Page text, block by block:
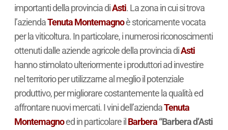
importanti della provincia diAsti. La zona in cui si trova
l’aziendaTenuta Montemagnoè storicamente vocata
per la viticoltura. In particolare, i numerosi riconoscimenti
ottenuti dalle aziende agricole della provincia diAsti
hanno stimolato ulteriormente i produttori ad investire
nel territorio per utilizzarne al meglio il potenziale
produttivo, per migliorare costantemente la qualità ed
affrontare nuovi mercati. I vini dell’aziendaTenuta
Montemagnoed in particolare il Barbera“Barbera d’Asti